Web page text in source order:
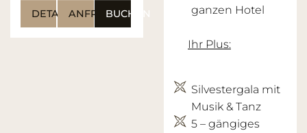
DETAILSANFRAGENBUCHEN
ganzen Hotel
Ihr Plus:
Silvestergala mit
Musik & Tanz
5 – gängiges